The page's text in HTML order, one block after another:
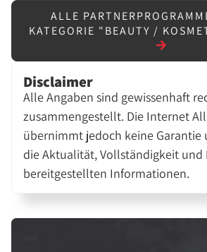
ALLE
KATEGORIE "BEAUTY /
Disclaimer
Alle Angaben sind gewissenhaft
zusammengestellt. Die Internet
übernimmt jedoch keine Garantie
die Aktualität, Vollständigkeit und
bereitgestellten Informationen.